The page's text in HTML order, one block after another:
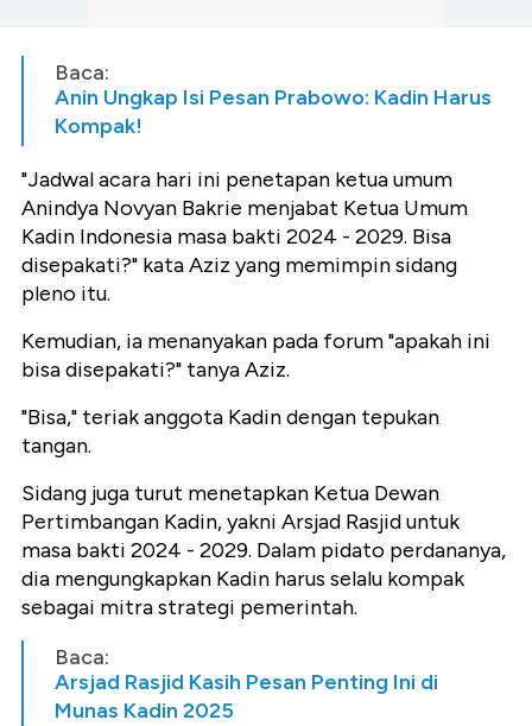
Baca:
Anin Ungkap Isi Pesan Prabowo: Kadin Harus
Kompak!
"Jadwal acara hari ini penetapan ketua umum
Anindya Novyan Bakrie menjabat Ketua Umum
Kadin Indonesia masa bakti 2024 - 2029. Bisa
disepakati?" kata Aziz yang memimpin sidang
pleno itu.
Kemudian, ia menanyakan pada forum "apakah ini
bisa disepakati?" tanya Aziz.
"Bisa," teriak anggota Kadin dengan tepukan
tangan.
Sidang juga turut menetapkan Ketua Dewan
Pertimbangan Kadin, yakni Arsjad Rasjid untuk
masa bakti 2024 - 2029. Dalam pidato perdananya,
dia mengungkapkan Kadin harus selalu kompak
sebagai mitra strategi pemerintah.
Baca:
Arsjad Rasjid Kasih Pesan Penting Ini di
Munas Kadin 2025